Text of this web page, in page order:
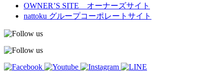
OWNER’S SITE オーナーズサイト
nattoku グループコーポレートサイト